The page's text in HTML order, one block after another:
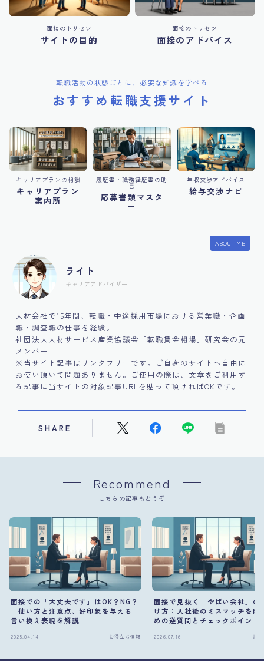
面接のトリセツ
サイトの目的
面接のトリセツ
面接のアドバイス
転職活動の状態ごとに、必要な知識を学べる
おすすめ転職支援サイト
キャリアプランの相談
キャリアプラン
案内所
履歴書・職務経歴書の助
言
応募書類マスタ
ー
年収交渉アドバイス
給与交渉ナビ
ABOUT ME
ライト
キャリアアドバイザー
人材会社で15年間、転職・中途採用市場における営業職・企画
職・調査職の仕事を経験。
社団法人人材サービス産業協議会「転職賃金相場」研究会の元
メンバー
※当サイト記事はリンクフリーです。ご自身のサイトへ自由に
お使い頂いて問題ありません。ご使用の際は、文章をご利用す
る記事に当サイトの対象記事URLを貼って頂ければOKです。
SHARE
Recommend
こちらの記事もどうぞ
面接での「大丈夫です」はOK？NG？
｜使い方と注意点、好印象を与える
言い換え表現を解説
2025.04.14 お役立ち情報
面接で見抜く「やばい会社」の
け方：入社後のミスマッチを防
めの逆質問とチェックポイント
2026.07.16 お